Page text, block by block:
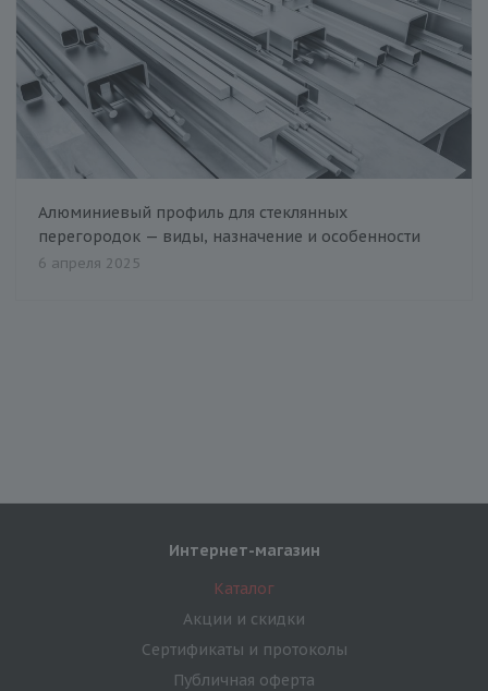
Алюминиевый профиль для стеклянных
перегородок — виды, назначение и особенности
6 апреля 2025
Интернет-магазин
Каталог
Акции и скидки
Сертификаты и протоколы
Публичная оферта